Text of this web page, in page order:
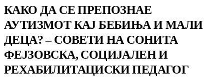
КАКО ДА СЕ ПРЕПОЗНАЕ
АУТИЗМОТ КАЈ БЕБИЊА И МАЛИ
ДЕЦА? – СОВЕТИ НА СОНИТА
ФЕЈЗОВСКА, СОЦИЈАЛЕН И
РЕХАБИЛИТАЦИСКИ ПЕДАГОГ